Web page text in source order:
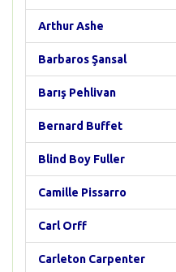
Arthur Ashe
Barbaros Şansal
Barış Pehlivan
Bernard Buffet
Blind Boy Fuller
Camille Pissarro
Carl Orff
Carleton Carpenter